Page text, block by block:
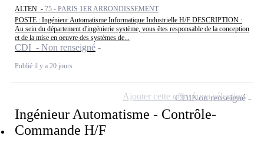
ALTEN - 75 - PARIS 1ER ARRONDISSEMENT
POSTE : Ingénieur Automatisme Informatique Industrielle H/F DESCRIPTION :
Au sein du département d'ingénierie système, vous êtes responsable de la conception
et de la mise en oeuvre des systèmes de...
CDI - Non renseigné
Publié il y a 20 jours
Ingénieur Automatisme - Contrôle-
Commande H/F
CDINon renseigné
Ajouter cette offre à ma sélection